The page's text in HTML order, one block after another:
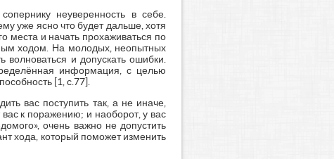
неуверенность в себе.
уже ясно что будет дальше, хотя
места и начать прохаживаться по
ходом. На молодых, неопытных
и допускать ошибки.
информация, с целью
[1, с.77].
вас поступить так, а не иначе,
к поражению; и наоборот, у вас
очень важно не допустить
хода, который поможет изменить